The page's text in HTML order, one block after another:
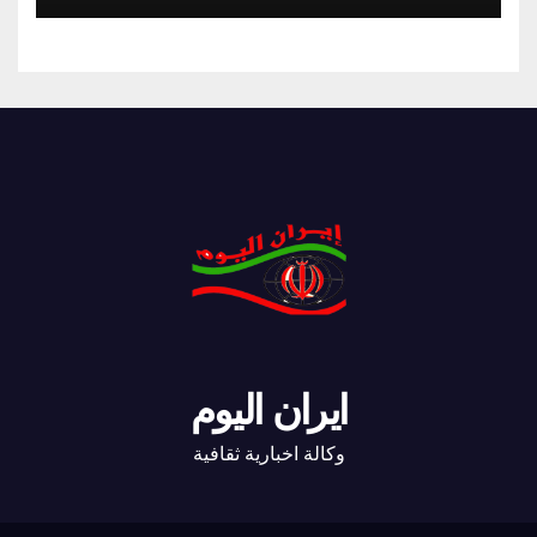
ايران اليوم
وكالة اخبارية ثقافية